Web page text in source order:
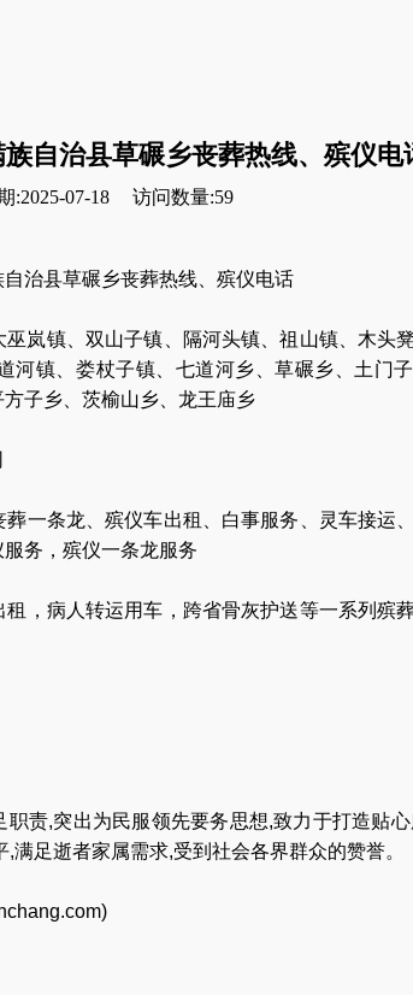
自治县草碾乡丧葬热线、殡仪电
:2025-07-18 访问数量:59
治县草碾乡丧葬热线、殡仪电话
岚镇、双山子镇、隔河头镇、祖山镇、木头
河镇、娄杖子镇、七道河乡、草碾乡、土门
子乡、茨榆山乡、龙王庙乡
葬一条龙 、殡仪车出租 白事服务 灵车接运
服务 ， 殡仪一条龙服务
租 ， 病人转运用车 ， 跨省骨灰护送等一系列殡
责,突出为民服领先要务思想,致力于打造贴心
足逝者家属需求,受到社会各界群众的赞誉。
)